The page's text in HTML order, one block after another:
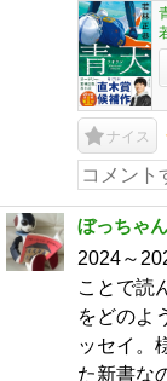
ナイス
ぼっちゃん
2024～
ことで読
をどのよ
ッセイ。
た新書な